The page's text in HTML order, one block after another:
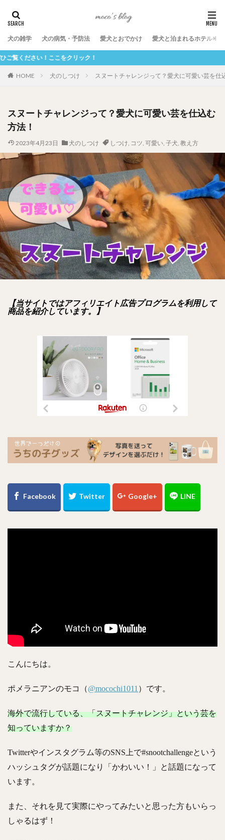
犬の雑学 犬の病気・予防法 愛犬とおでかけ 愛犬と泊まれるホテル
！
HOME 犬のしつけ スヌートチャレンジって？愛犬に可愛い芸を仕
スヌートチャレンジって？愛犬に可愛い芸を仕込む
方法！
2023年4月23日 犬のしつけ しつけ, コツ, 可愛い, 子犬, 教え方
【当サイトではアフィリエイト広告プログラムを利用して
商品を紹介しています。】
こんにちは。
ポメラニアンのモコ（@mocochi1011 ）です。
海外で流行している、「スヌートチャレンジ」という芸を
知っていますか？
Twitterやインスタグラム等のSNS上で#snootchallengeという
ハッシュタグが話題になり「かわいい！」と話題になって
います。
また、それを見て実際にやってみたいと思った方もいらっ
しゃるはず！